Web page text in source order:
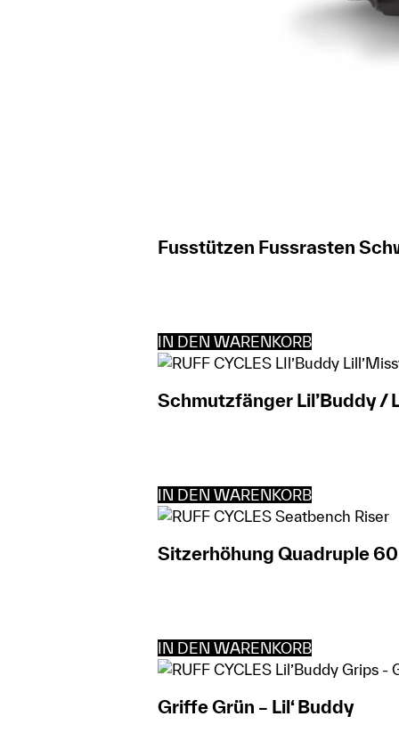
Fusstützen Fussrasten
IN DEN WARENKORB
Schmutzfänger Lil’Buddy /
IN DEN WARENKORB
Sitzerhöhung Quadruple
IN DEN WARENKORB
Griffe Grün – Lil‘ Buddy